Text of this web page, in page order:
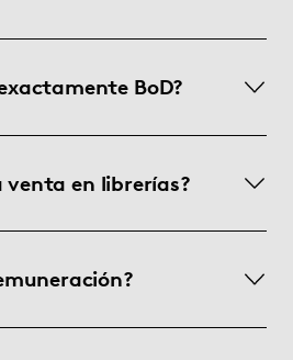
BoD?
venta en librerías?